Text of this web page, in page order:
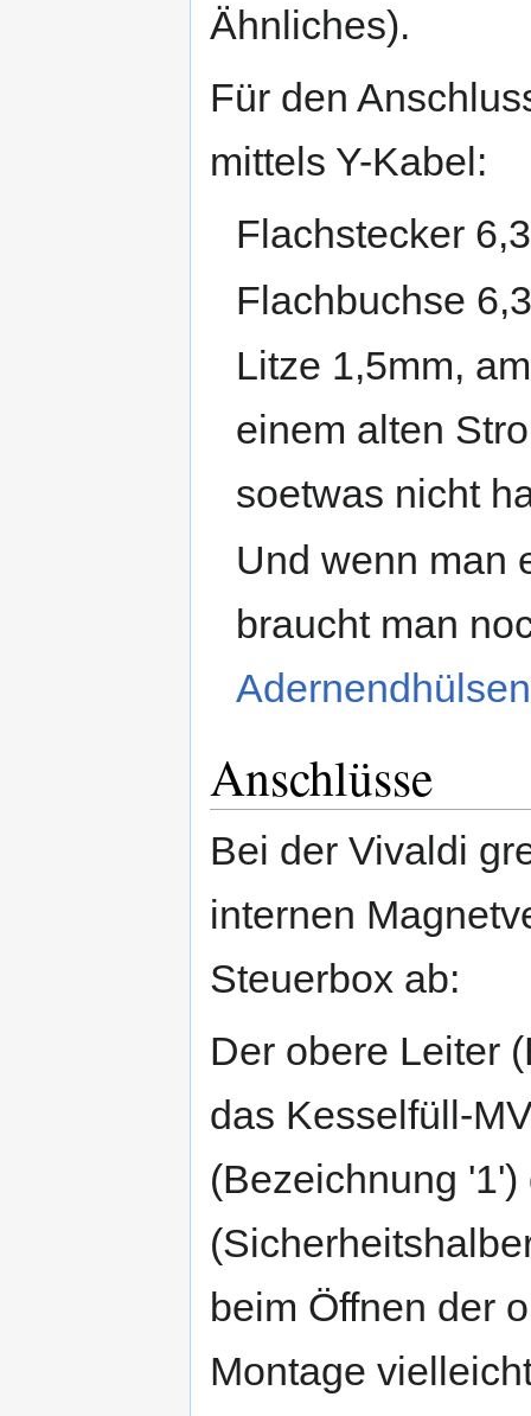
Ähnliches).
Für den
mittels Y-Kabel:
Flachstecker
Flachbuchse
Litze 1,5mm,
einem alten
soetwas nicht
Und wenn man
braucht man
Adernendhülsen
Anschlüsse
Bei der Vivaldi
internen
Steuerbox ab:
Der obere Leiter
das Kesselfüll-
(Bezeichnung
beim Öffnen der
Montage